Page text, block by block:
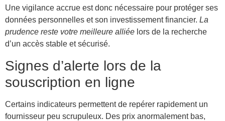
Une vigilance accrue est donc nécessaire pour protéger ses
données personnelles et son investissement financier. La
prudence reste votre meilleure alliée lors de la recherche
d’un accès stable et sécurisé.
Signes d’alerte lors de la
souscription en ligne
Certains indicateurs permettent de repérer rapidement un
fournisseur peu scrupuleux. Des prix anormalement bas,